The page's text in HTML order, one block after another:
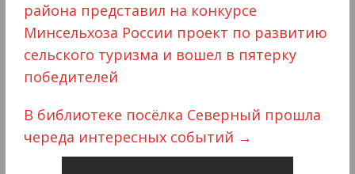
района представил на конкурсе
Минсельхоза России проект по развитию
сельского туризма и вошел в пятерку
победителей
В библиотеке посёлка Северный прошла
череда интересных событий →